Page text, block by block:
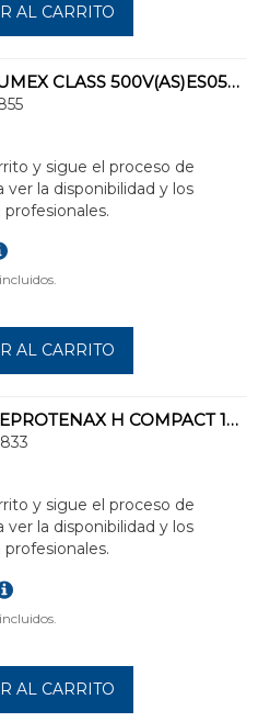
AL CARRITO
CABLE AFUMEX CLASS 500V(AS)ES05Z1-K TYPE 2(AS)1x0,75 MR(SE SUMINISTRA CJ.200m)
y sigue el proceso de
ver la disponibilidad y los
profesionales.
AL CARRITO
CABLE AL EPROTENAX H COMPACT 12/20kV AL HEPRZ1 1x150/1x16(SE SUMINISTRA BOB.)
y sigue el proceso de
ver la disponibilidad y los
profesionales.
AL CARRITO